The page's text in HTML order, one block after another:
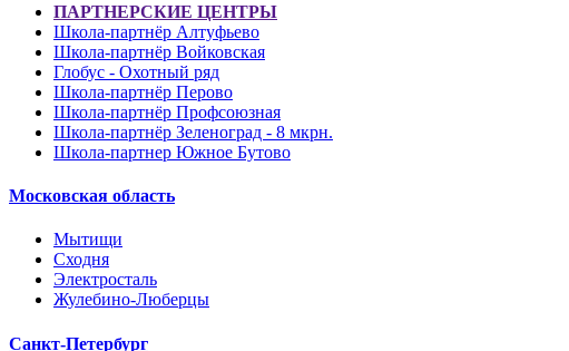
ПАРТНЕРСКИЕ ЦЕНТРЫ
Школа-партнёр Алтуфьево
Школа-партнёр Войковская
Глобус - Охотный ряд
Школа-партнёр Перово
Школа-партнёр Профсоюзная
Школа-партнёр Зеленоград - 8 мкрн.
Школа-партнер Южное Бутово
Московская область
Мытищи
Сходня
Электросталь
Жулебино-Люберцы
Санкт-Петербург